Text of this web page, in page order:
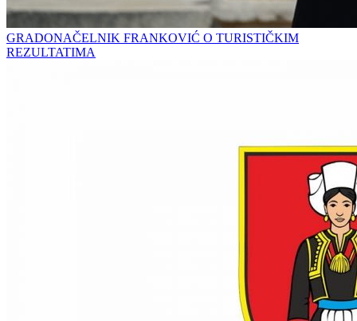
GRADONAČELNIK FRANKOVIĆ O TURISTIČKIM
REZULTATIMA